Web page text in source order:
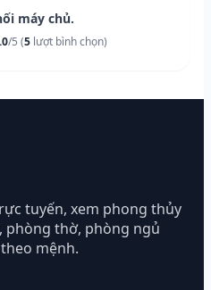
máy chủ.
/5 (5lượt bình chọn)
tuyến, xem phong thủy
phòng thờ, phòng ngủ
mệnh.